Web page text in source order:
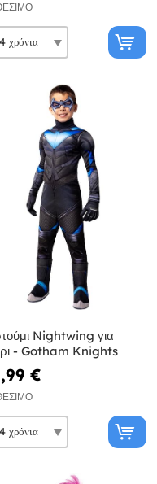
Nightwing για
- Gotham Knights
€